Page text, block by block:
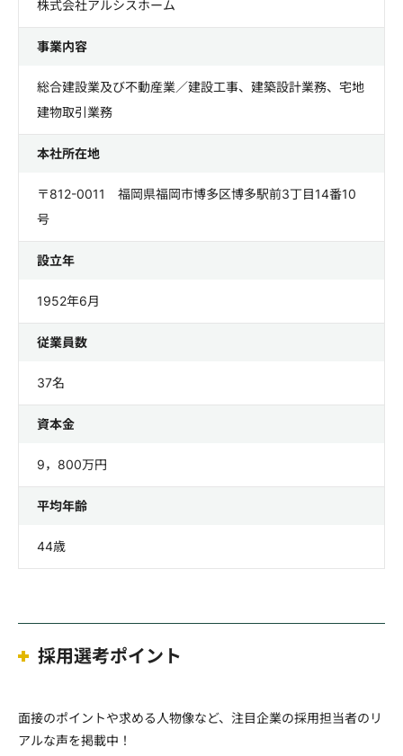
株式会社アルシスホーム
事業内容
総合建設業及び不動産業／建設工事、建築設計業務、宅地
建物取引業務
本社所在地
〒812-0011 福岡県福岡市博多区博多駅前3丁目14番10
号
設立年
1952年6月
従業員数
37名
資本金
9，800万円
平均年齢
44歳
採用選考ポイント
面接のポイントや求める人物像など、注目企業の採用担当者のリ
アルな声を掲載中！